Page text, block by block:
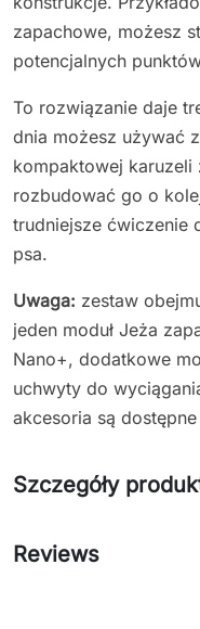
zapachowe, możesz
potencjalnych
To rozwiązanie daje
dnia możesz używać
kompaktowej karuzeli
rozbudować go o
trudniejsze ćwiczenie
psa.
Uwaga: zestaw
jeden moduł Jeża
Nano+, dodatkowe
uchwyty do
akcesoria są
Szczegóły
Reviews